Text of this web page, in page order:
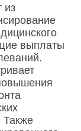
из
выплаты
Также